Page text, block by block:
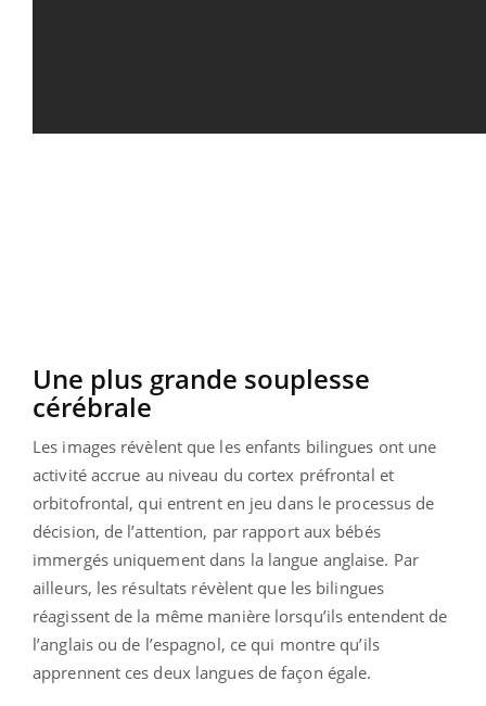
Une plus grande souplesse
cérébrale
Les images révèlent que les enfants bilingues ont une
activité accrue au niveau du cortex préfrontal et
orbitofrontal, qui entrent en jeu dans le processus de
décision, de l’attention, par rapport aux bébés
immergés uniquement dans la langue anglaise. Par
ailleurs, les résultats révèlent que les bilingues
réagissent de la même manière lorsqu’ils entendent de
l’anglais ou de l’espagnol, ce qui montre qu’ils
apprennent ces deux langues de façon égale.